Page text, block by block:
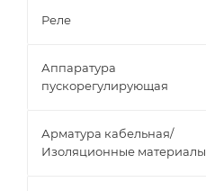
Реле
Аппаратура
пускорегулирующая
Арматура кабельная/
Изоляционные материалы